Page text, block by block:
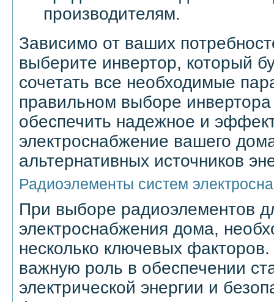
производителям.
Зависимо от ваших
выберите инвертор, который
сочетать все необходимые
правильном выборе
обеспечить надежное и
электроснабжение вашего
альтернативных источников
Радиоэлементы систем
При выборе радиоэлементов
электроснабжения дома,
несколько ключевых
важную роль в обеспечении
электрической энергии и